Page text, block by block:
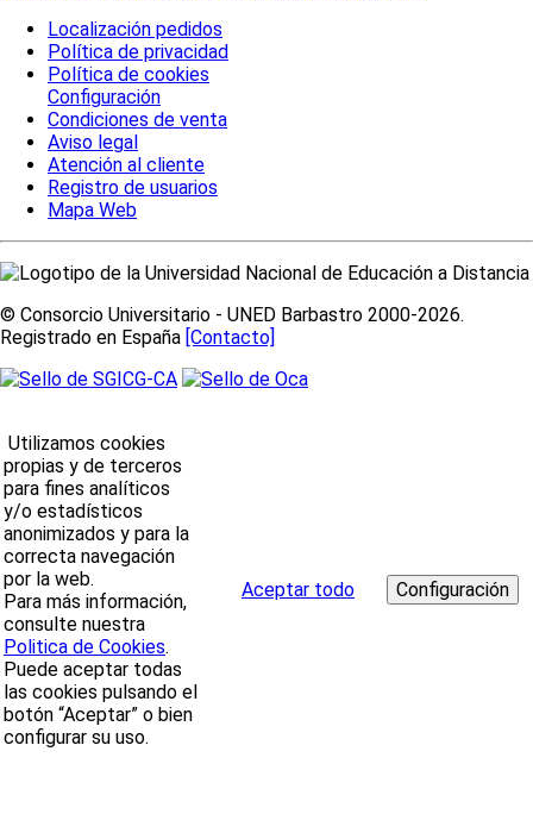
Localización pedidos
Política de privacidad
Política de cookies
Configuración
Condiciones de venta
Aviso legal
Atención al cliente
Registro de usuarios
Mapa Web
© Consorcio Universitario - UNED Barbastro 2000-2026.
Registrado en España [Contacto]
Utilizamos cookies
propias y de terceros
para fines analíticos
y/o estadísticos
anonimizados y para la
correcta navegación
por la web.
Para más información,
consulte nuestra
Politica de Cookies.
Puede aceptar todas
las cookies pulsando el
botón “Aceptar” o bien
configurar su uso.
Aceptar todo